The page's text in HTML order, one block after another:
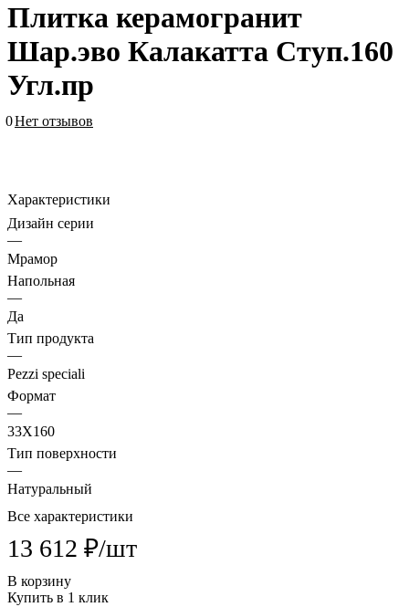
Плитка керамогранит
Шар.эво Калакатта Ступ.160
Угл.пр
0Нет отзывов
Характеристики
Дизайн серии
—
Мрамор
Напольная
—
Да
Тип продукта
—
Pezzi speciali
Формат
—
33X160
Тип поверхности
—
Натуральный
Все характеристики
13 612 ₽/шт
В корзину
Купить в 1 клик